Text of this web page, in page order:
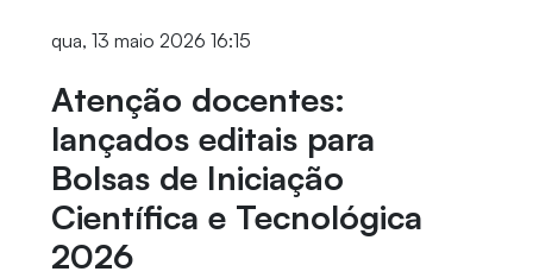
qua, 13 maio 2026 16:15
Atenção docentes:
lançados editais para
Bolsas de Iniciação
Científica e Tecnológica
2026